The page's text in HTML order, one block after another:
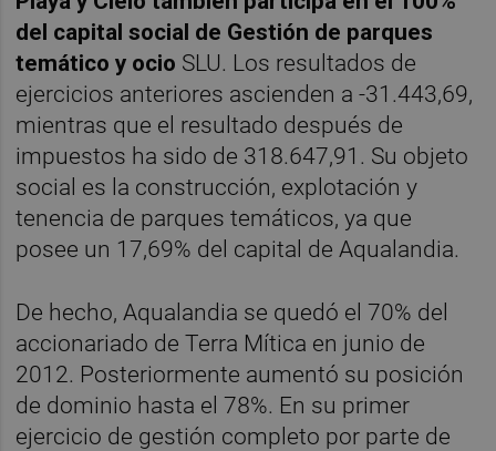
del capital social de Gestión de parques
temático y ocio SLU. Los resultados de
ejercicios anteriores ascienden a -31.443,69,
mientras que el resultado después de
impuestos ha sido de 318.647,91. Su objeto
social es la construcción, explotación y
tenencia de parques temáticos, ya que
posee un 17,69% del capital de Aqualandia.
De hecho, Aqualandia se quedó el 70% del
accionariado de Terra Mítica en junio de
2012. Posteriormente aumentó su posición
de dominio hasta el 78%. En su primer
ejercicio de gestión completo por parte de